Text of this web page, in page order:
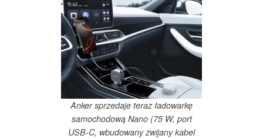
Anker sprzedaje teraz ładowarkę
samochodową Nano (75 W, port
USB-C, wbudowany zwijany kabel